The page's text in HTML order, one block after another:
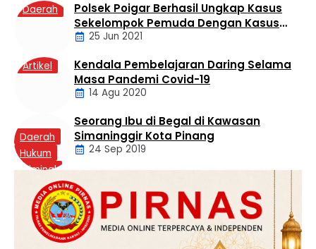
Daerah
Polsek Poigar Berhasil Ungkap Kasus
Sekelompok Pemuda Dengan Kasus
Pencabulan
25 Jun 2021
Artikel
Kendala Pembelajaran Daring Selama
Masa Pandemi Covid-19
14 Agu 2020
Daerah
Hukum
Kriminal
Labusel
Seorang Ibu di Begal di Kawasan
Simaninggir Kota Pinang
24 Sep 2019